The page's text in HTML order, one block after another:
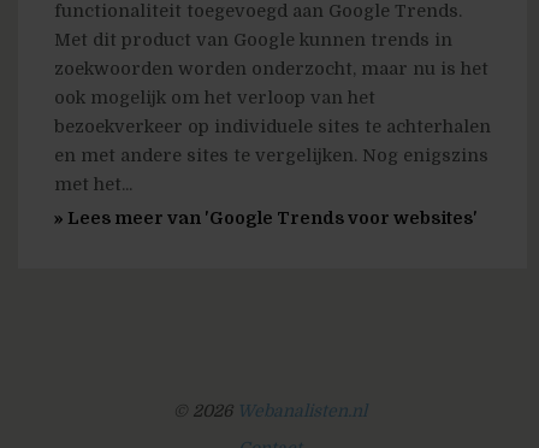
functionaliteit toegevoegd aan Google Trends.
Met dit product van Google kunnen trends in
zoekwoorden worden onderzocht, maar nu is het
ook mogelijk om het verloop van het
bezoekverkeer op individuele sites te achterhalen
en met andere sites te vergelijken. Nog enigszins
met het...
» Lees meer van 'Google Trends voor websites'
© 2026 Webanalisten.nl